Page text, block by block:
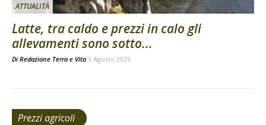
ATTUALITÀ
Latte, tra caldo e prezzi in calo gli
allevamenti sono sotto...
Di Redazione Terra e Vita 3 Agosto 2026
Prezzi agricoli